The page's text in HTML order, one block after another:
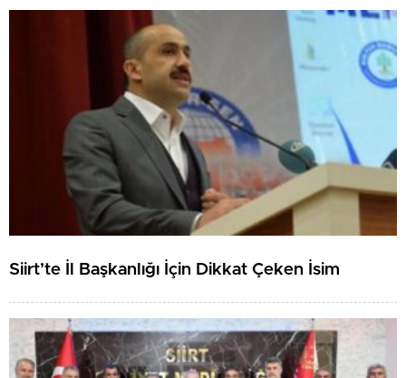
Siirt’te İl Başkanlığı İçin Dikkat Çeken İsim